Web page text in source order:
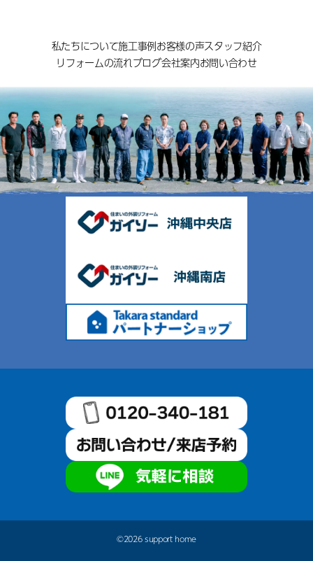
私たちについて施工事例お客様の声スタッフ紹介
リフォームの流れブログ会社案内お問い合わせ
©2026 support home